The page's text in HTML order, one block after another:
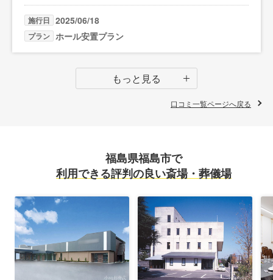
施行日 2025/06/18
プラン ホール安置プラン
もっと見る
口コミ一覧ページへ戻る
福島県福島市で
利用できる評判の良い斎場・葬儀場